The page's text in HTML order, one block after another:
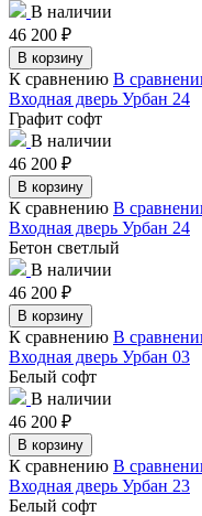
В наличии
46 200 ₽
В корзину
К сравнению В
Входная дверь Урбан 24
Графит софт
В наличии
46 200 ₽
В корзину
К сравнению В
Входная дверь Урбан 24
Бетон светлый
В наличии
46 200 ₽
В корзину
К сравнению В
Входная дверь Урбан 03
Белый софт
В наличии
46 200 ₽
В корзину
К сравнению В
Входная дверь Урбан 23
Белый софт